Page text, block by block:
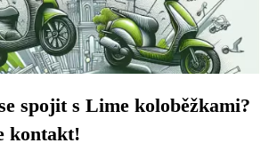
spojit s Lime koloběžkami?
kontakt!